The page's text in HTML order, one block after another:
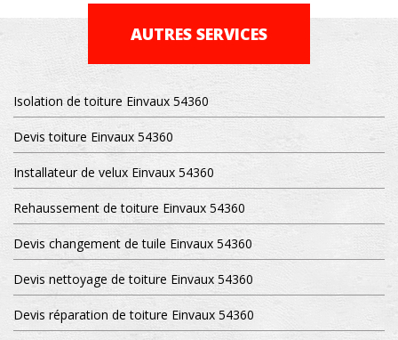
AUTRES SERVICES
Isolation de toiture Einvaux 54360
Devis toiture Einvaux 54360
Installateur de velux Einvaux 54360
Rehaussement de toiture Einvaux 54360
Devis changement de tuile Einvaux 54360
Devis nettoyage de toiture Einvaux 54360
Devis réparation de toiture Einvaux 54360